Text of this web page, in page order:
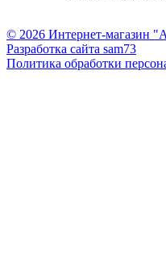
© 2026 Интернет-магазин
Разработка сайта sam73
Политика обработки